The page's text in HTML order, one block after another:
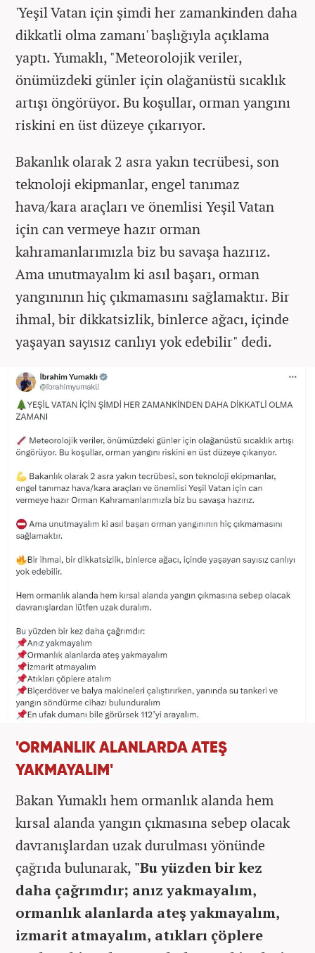
'Yeşil Vatan için şimdi her zamankinden daha
dikkatli olma zamanı' başlığıyla açıklama
yaptı. Yumaklı, "Meteorolojik veriler,
önümüzdeki günler için olağanüstü sıcaklık
artışı öngörüyor. Bu koşullar, orman yangını
riskini en üst düzeye çıkarıyor.
Bakanlık olarak 2 asra yakın tecrübesi, son
teknoloji ekipmanlar, engel tanımaz
hava/kara araçları ve önemlisi Yeşil Vatan
için can vermeye hazır orman
kahramanlarımızla biz bu savaşa hazırız.
Ama unutmayalım ki asıl başarı, orman
yangınının hiç çıkmamasını sağlamaktır. Bir
ihmal, bir dikkatsizlik, binlerce ağacı, içinde
yaşayan sayısız canlıyı yok edebilir" dedi.
'ORMANLIK ALANLARDA ATEŞ
YAKMAYALIM'
Bakan Yumaklı hem ormanlık alanda hem
kırsal alanda yangın çıkmasına sebep olacak
davranışlardan uzak durulması yönünde
çağrıda bulunarak, "Bu yüzden bir kez
daha çağrımdır; anız yakmayalım,
ormanlık alanlarda ateş yakmayalım,
izmarit atmayalım, atıkları çöplere